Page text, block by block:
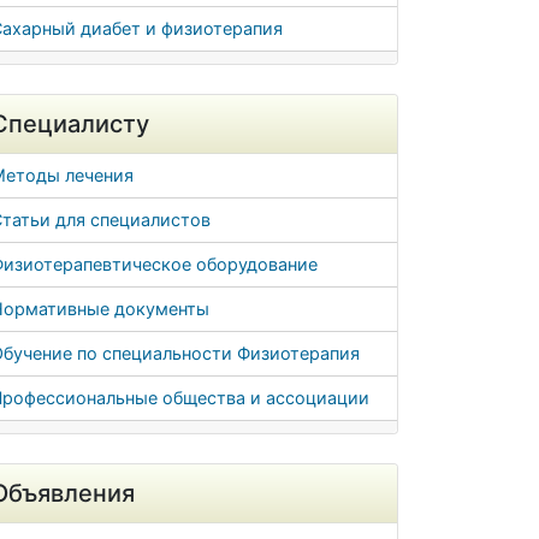
диабет и физиотерапия
лечения
для специалистов
оборудование
документы
по специальности Физиотерапия
общества и ассоциации